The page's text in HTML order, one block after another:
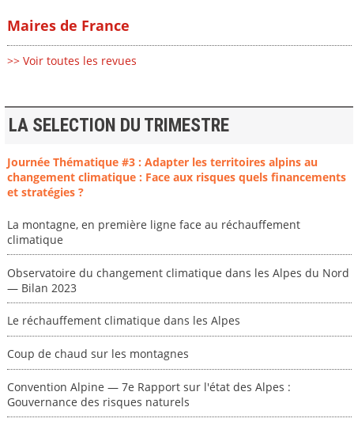
Maires de France
>> Voir toutes les revues
LA SELECTION DU TRIMESTRE
Journée Thématique #3 : Adapter les territoires alpins au
changement climatique : Face aux risques quels financements
et stratégies ?
La montagne, en première ligne face au réchauffement
climatique
Observatoire du changement climatique dans les Alpes du Nord
— Bilan 2023
Le réchauffement climatique dans les Alpes
Coup de chaud sur les montagnes
Convention Alpine — 7e Rapport sur l'état des Alpes :
Gouvernance des risques naturels